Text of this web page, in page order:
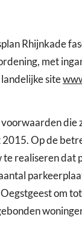
Rhijnkade
met
site
die
Op de
realiseren
om